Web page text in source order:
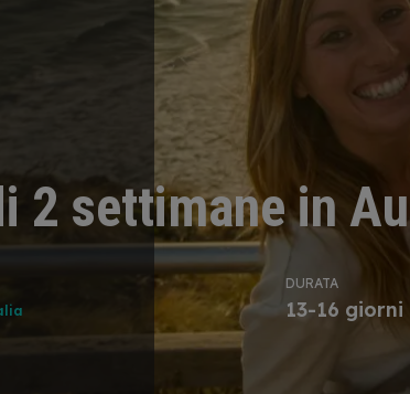
2 settimane in
DURATA
13-16 giorni